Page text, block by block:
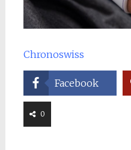
Chronoswiss
Facebook
0